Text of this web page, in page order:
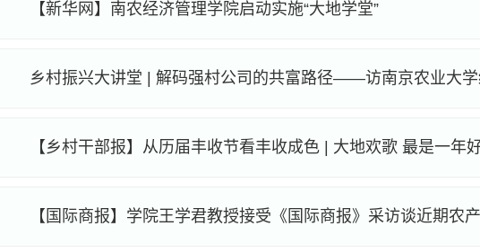
【新华网】南农经济管理学院启动实施“大地学堂”
【乡村干部报】从历届丰收节看丰收成色 | 大地欢歌 最是一年